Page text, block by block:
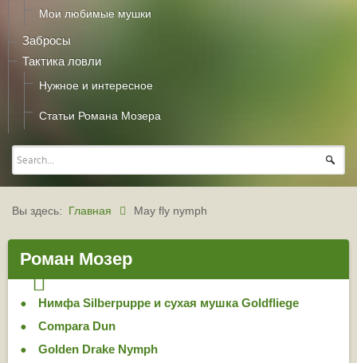
Мои любимые мушки
Забросы
Тактика ловли
Нужное и интересное
Статьи Романа Мозера
Вы здесь: Главная May fly nymph
Роман Мозер
Нимфа Silberpuppe и сухая мушка Goldfliege
Compara Dun
Golden Drake Nymph